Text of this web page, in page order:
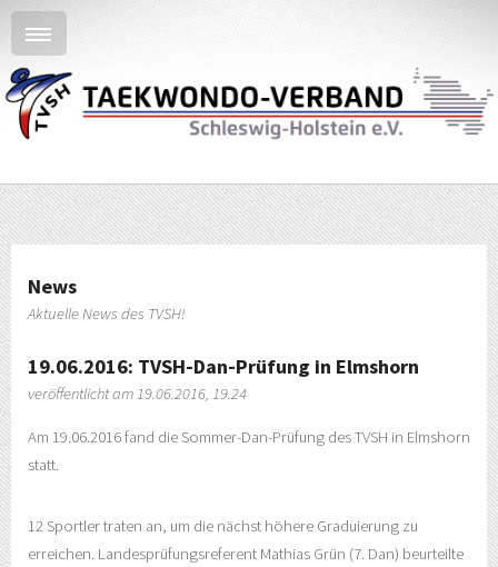
News
Aktuelle News des TVSH!
19.06.2016: TVSH-Dan-Prüfung in Elmshorn
veröffentlicht am 19.06.2016, 19.24
Am 19.06.2016 fand die Sommer-Dan-Prüfung des TVSH in Elmshorn
statt.
12 Sportler traten an, um die nächst höhere Graduierung zu
erreichen. Landesprüfungsreferent Mathias Grün (7. Dan) beurteilte